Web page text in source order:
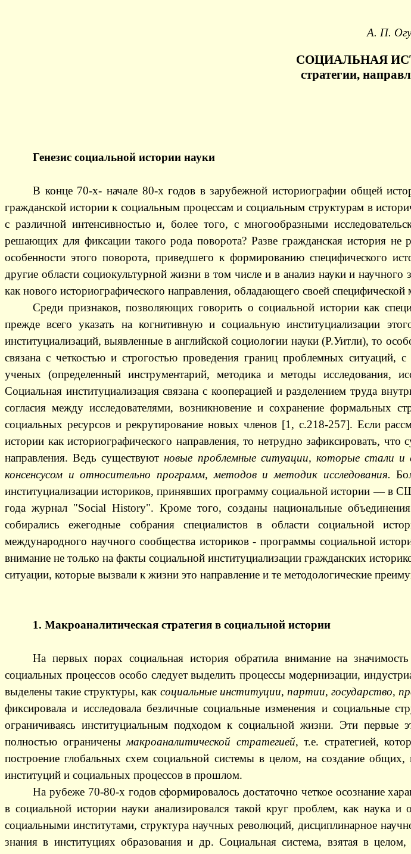
А. П.
СОЦИАЛЬНАЯ
стратегии,
Генезис социальной истории науки
В конце 70-х- начале 80-х годов в зарубежной историографии общей
гражданской истории к социальным процессам и социальным структурам в
с различной интенсивностью и, более того, с многообразными
решающих для фиксации такого рода поворота? Разве гражданская история
особенности этого поворота, приведшего к формированию специфического
другие области социокультурной жизни в том числе и в анализ науки и
как нового историографического направления, обладающего своей
Среди признаков, позволяющих говорить о социальной истории как
прежде всего указать на когнитивную и социальную институциализации
институциализаций, выявленные в английской социологии науки (Р.Уитли), то
связана с четкостью и строгостью проведения границ проблемных ситуаций,
ученых (определенный инструментарий, методика и методы исследования,
Социальная институциализация связана с кооперацией и разделением труда
согласия между исследователями, возникновение и сохранение формальных
социальных ресурсов и рекрутирование новых членов [1, c.218-257]. Если
истории как историографического направления, то нетрудно зафиксировать,
направления. Ведь существуютновые проблемные ситуации, которые стали и
консенсусом и относительно программ, методов и методик исследования.
институциализации историков, принявших программу социальной истории — в
года журнал "Social History". Кроме того, созданы национальные
собирались ежегодные собрания специалистов в области социальной
международного научного сообщества историков - программы социальной
внимание не только на факты социальной институциализации гражданских
ситуации, которые вызвали к жизни это направление и те методологические
1. Макроаналитическая стратегия в социальной истории
На первых порах социальная история обратила внимание на
социальных процессов особо следует выделить процессы модернизации,
выделены такие структуры, как социальные институции, партии, государство,
фиксировала и исследовала безличные социальные изменения и социальные
ограничиваясь институциальным подходом к социальной жизни. Эти первые
полностью ограниченымакроаналитической стратегией, т.е. стратегией,
построение глобальных схем социальной системы в целом, на создание общих,
институций и социальных процессов в прошлом.
На рубеже 70-80-х годов сформировалось достаточно четкое осознание
в социальной истории науки анализировался такой круг проблем, как наука
социальными институтами, структура научных революций, дисциплинарное
знания в институциях образования и др. Социальная система, взятая в